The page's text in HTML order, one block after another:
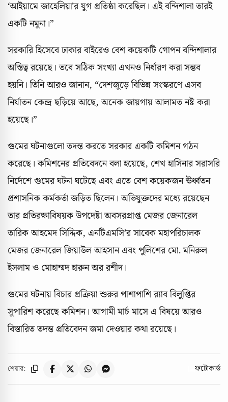
‘আইয়ামে জাহেলিয়া’র যুগ প্রতিষ্ঠা করেছিল। এই বন্দিশালা তারই
একটি নমুনা।”
সরকারি হিসেবে ঢাকার বাইরেও বেশ কয়েকটি গোপন বন্দিশালার
অস্তিত্ব রয়েছে। তবে সঠিক সংখ্যা এখনও নির্ধারণ করা সম্ভব
হয়নি। তিনি আরও জানান, “দেশজুড়ে বিভিন্ন সংস্করণে এসব
নির্যাতন কেন্দ্র ছড়িয়ে আছে, অনেক জায়গায় আলামত নষ্ট করা
হয়েছে।”
গুমের ঘটনাগুলো তদন্ত করতে সরকার একটি কমিশন গঠন
করেছে। কমিশনের প্রতিবেদনে বলা হয়েছে, শেখ হাসিনার সরাসরি
নির্দেশে গুমের ঘটনা ঘটেছে এবং এতে বেশ কয়েকজন ঊর্ধ্বতন
প্রশাসনিক কর্মকর্তা জড়িত ছিলেন। অভিযুক্তদের মধ্যে রয়েছেন
তার প্রতিরক্ষাবিষয়ক উপদেষ্টা অবসরপ্রাপ্ত মেজর জেনারেল
তারিক আহমেদ সিদ্দিক, এনটিএমসি’র সাবেক মহাপরিচালক
মেজর জেনারেল জিয়াউল আহসান এবং পুলিশের মো. মনিরুল
ইসলাম ও মোহাম্মদ হারুন অর রশীদ।
গুমের ঘটনায় বিচার প্রক্রিয়া শুরুর পাশাপাশি র‍্যাব বিলুপ্তির
সুপারিশ করেছে কমিশন। আগামী মার্চ মাসে এ বিষয়ে আরও
বিস্তারিত তদন্ত প্রতিবেদন জমা দেওয়ার কথা রয়েছে।
শেয়ার: ফটোকার্ড